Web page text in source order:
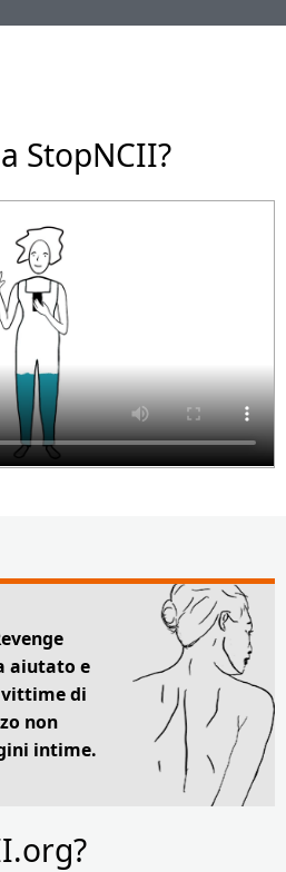
StopNCII?
aiutato e
di
non
intime.